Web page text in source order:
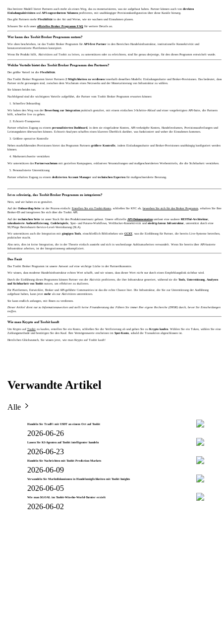
Das breitere Modell bietet Partnern auch mehr als einen Weg, das zu monetarisieren, was sie aufgebaut haben. Partner können auch von direkten
Einladungsaktivitätenund API-zugeordnetem Volumenprofitieren, mit unabhängiger Provisionskonfiguration über diese Kanäle hinweg.
Das gibt Partnern mehr Flexibilitätin der Art und Weise, wie sie wachsen und Einnahmen planen.
Schauen Sie sich unser offizielles Broker Programm FAQfür weitere Details an.
Wer kann das Toobit Broker Programm nutzen?
Wie oben beschrieben, ist das Toobit Broker Programm für API-first Partnerin den Bereichen Handelsinfrastruktur, institutionelle Konnektivität und
benutzerorientierte Plattformen konzipiert.
Wenn Ihr Produkt hilft, Aktivitäten auf Toobit zu leiten, zu unterstützen oder zu erleichtern, sind Sie genau derjenige, für den dieses Programm entwickelt wurde.
Welche Vorteile bietet das Toobit Broker Programm den Partnern?
Der größte Vorteil ist die Flexibilität.
Das Toobit Broker Programm bietet Partnern 2 Möglichkeiten zu verdieneninnerhalb desselben Modells: Einladungsrabatte und Broker-Provisionen. Das bedeutet, dass
Partner nicht gezwungen sind, zwischen dem Wachstum eines Netzwerks und der Monetarisierung von Infrastruktur zu wählen.
Sie können beides tun.
Nachfolgend sind die wichtigsten Vorteile aufgeführt, die Partner vom Toobit Broker Programm erwarten können:
Schnelles Onboarding
Wir haben den Weg von der Bewerbung zur Integrationpraktisch gestaltet, mit einem einfachen 3-Schritte-Ablauf und einer vorgefertigten API-Suite, die Partnern
hilft, schneller live zu gehen.
Echtzeit-Transparenz
Partner erhalten Zugang zu einem personalisierten Dashboard, in dem sie eingeladene Konten, API-verknüpfte Konten, Handelsvolumen, Provisionsaufteilungen und
Leistungsdaten überwachen können. Echtzeit-Analysen schaffen einen klareren Überblick darüber, was funktioniert und woher die Einnahmen kommen.
Größere operative Kontrolle
Neben marktführenden Provisionen bietet das Programm Partnern größere Kontrolle, indem Einladungsrabatte und Broker-Provisionen unabhängig konfiguriert werden
können.
Markenreichweite verstärken
Wir unterstützen das Partnerwachstummit gezielten Kampagnen, exklusiven Veranstaltungen und maßgeschneiderten Werbemitteln, die die Sichtbarkeit verstärken.
Personalisierte Unterstützung
Partner erhalten Zugang zu einem dedizierten Account Managerund technischen Expertenfür maßgeschneiderte Beratung.
Ist es schwierig, das Toobit Broker Programm zu integrieren?
Nein, und wir haben es so gestaltet.
Auf der Onboarding-Seiteist der Prozess einfach: Erstellen Sie ein Toobit-Konto, schließen Sie KYC ab, bewerben Sie sich für das Broker Programm, erhalten Sie Ihre
Broker-ID und integrieren Sie sich über die Toobit API.
Auf der technischen Seiteist unser Stack für den Produktionseinsatz gebaut. Unsere offizielle API-Dokumentationumfasst eine saubere RESTful-Architektur,
tokenbasierte Authentifizierung, Codebeispiele, Spot- und Futures-Workflows, WebSocket-Konnektivität und niedrig-latenz Infrastruktur, unterstützt durch eine
99,9%ige Betriebszeit-Service-Level-Vereinbarung (SLA).
Wir unterstützen auch die Integration mit gängigen Tools, einschließlich Bibliotheken wie CCXT, was die Einführung für Partner, die bereits Live-Systeme betreiben,
praktischer macht.
Also nein, dies ist keineIntegration, die in der Theorie einfach aussieht und sich in wochenlange Aufräumarbeiten verwandelt. Wenn Sie bereits über API-basierte
Infrastruktur arbeiten, ist der Integrationsweg unkompliziert.
Das Fazit
Das Toobit Broker Programm ist unsere Antwort auf eine wichtige Lücke in der Partnerökonomie.
Wir wissen, dass moderne Handelsinfrastruktur echten Wert schafft, und wir wissen, dass dieser Wert nichtnur durch einen Empfehlungslink sichtbar wird.
Durch die Einführung dieses Programms können Partner von der Aktivität profitieren, die ihre Infrastruktur generiert, während sie die Tools, Unterstützung, Analysen
und Sichtbarkeit von Toobitnutzen, um effektiver zu skalieren.
Für Plattformen, Entwickler, Broker und API-geführte Communities ist das die echte Chance hier. Die Infrastruktur, die Sie zur Unterstützung der Ausführung
aufgebaut haben, kann jetzt mehrals nur Aktivitäten unterstützen.
Sie kann endlich anfangen, mit Ihnen zu verdienen.
Dieser Artikel dient nur zu Informationszwecken und stellt keine Finanzberatung dar. Führen Sie immer Ihre eigene Recherche (DYOR) durch, bevor Sie Entscheidungen
treffen.
Wie man Krypto auf Toobit kauft
Um Krypto auf Toobitzu kaufen, erstellen Sie ein Konto, schließen Sie die Verifizierung ab und gehen Sie zu Krypto kaufen. Wählen Sie ein Token, wählen Sie eine
Zahlungsmethode und bestätigen Sie den Kauf. Ihre Vermögenswerte erscheinen im Spot-Konto, sobald die Transaktion abgeschlossen ist.
Herzlichen Glückwunsch, Sie wissen jetzt, wie man Krypto auf Toobit kauft!
Verwandte Artikel
Alle
Handeln Sie TradFi mit USDT an einem Ort auf Toobit
2026-06-26
Lassen Sie KI-Agenten auf Toobit intelligenter handeln
2026-06-23
Handeln Sie Nachrichten mit Toobit Prediction Markets
2026-06-09
Verwandeln Sie Marktdiskussionen in Handelsmöglichkeiten mit Toobit Insights
2026-06-05
Wie man $GOAL im Toobit-Win-the-World-Turnier erzielt
2026-06-02